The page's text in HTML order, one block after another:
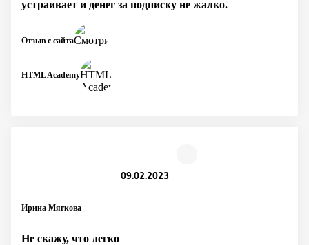
устраивает и денег за подписку не жалко.
HTML Academy
Отзыв с сайта
Ирина Мягкова
09.02.2023
Не скажу, что легко